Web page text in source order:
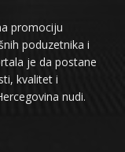
promociju
poduzetnika i
je da postane
kvalitet i
nudi.